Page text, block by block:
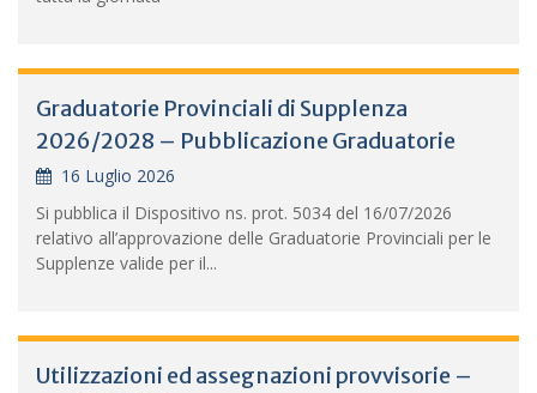
Graduatorie Provinciali di Supplenza
2026/2028 – Pubblicazione Graduatorie
16 Luglio 2026
Si pubblica il Dispositivo ns. prot. 5034 del 16/07/2026
relativo all’approvazione delle Graduatorie Provinciali per le
Supplenze valide per il...
Utilizzazioni ed assegnazioni provvisorie –